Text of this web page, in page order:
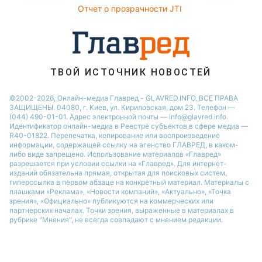
Отчет о прозрачности JTI
ТВОЙ ИСТОЧНИК НОВОСТЕЙ
©2002-2026, Онлайн-медиа Главред - GLAVRED.INFO. ВСЕ ПРАВА
ЗАЩИЩЕНЫ. 04080, г. Киев, ул. Кириловская, дом 23. Телефон —
(044) 490-01-01. Адрес электронной почты — info@glavred.info.
Идентификатор онлайн-медиа в Реестре cубъектов в сфере медиа —
R40-01822. Перепечатка, копирование или воспроизведение
информации, содержащей ссылку на агенство ГЛАВРЕД, в каком-
либо виде запрещено. Использование материалов «Главред»
разрешается при условии ссылки на «Главред». Для интернет-
изданий обязательна прямая, открытая для поисковых систем,
гиперссылка в первом абзаце на конкретный материал. Материалы с
плашками «Реклама», «Новости компаний», «Актуально», «Точка
зрения», «Официально» публикуются на коммерческих или
партнерских началах. Точки зрения, выраженные в материалах в
рубрике "Мнения", не всегда совпадают с мнением редакции.